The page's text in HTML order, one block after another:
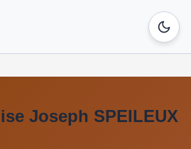
Joseph SPEILEUX